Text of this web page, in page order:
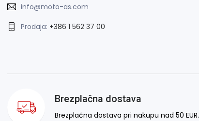
info@moto-as.com
Prodaja: +386 1 562 37 00
Brezplačna dostava
Brezplačna dostava pri nakupu nad 50 EUR.